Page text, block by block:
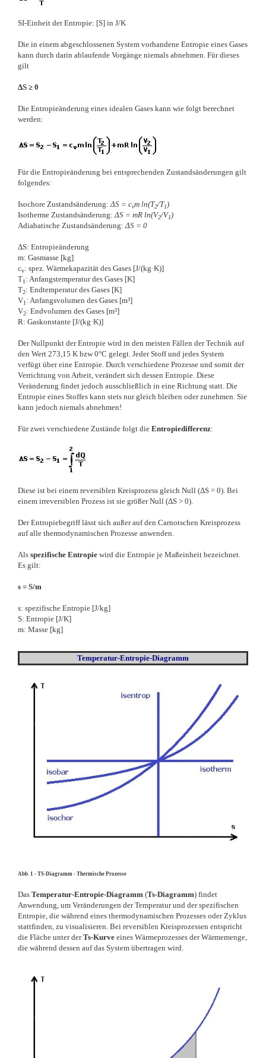
SI-Einheit der Entropie: [S] in J/K
Die in einem abgeschlossenen System vorhandene Entropie eines Gases
kann durch darin ablaufende Vorgänge niemals abnehmen. Für dieses
gilt
ΔS ≥ 0
Die Entropieänderung eines idealen Gases kann wie folgt berechnet
werden:
Für die Entropieänderung bei entsprechenden Zustandsänderungen gilt
folgendes:
Isochore Zustandsänderung:ΔS = cvm ln(T2/T1)
Isotherme Zustandsänderung:ΔS = mR ln(V2/V1)
Adiabatische Zustandsänderung:ΔS = 0
ΔS: Entropieänderung
m: Gasmasse [kg]
cv: spez. Wärmekapazität des Gases [J/(kg·K)]
T1 : Anfangstemperatur des Gases [K]
T2: Endtemperatur des Gases [K]
V1 : Anfangsvolumen des Gases [m³]
V2: Endvolumen des Gases [m³]
R: Gaskonstante [J/(kg·K)]
Der Nullpunkt der Entropie wird in den meisten Fällen der Technik auf
den Wert 273,15 K bzw 0°C gelegt. Jeder Stoff und jedes System
verfügt über eine Entropie. Durch verschiedene Prozesse und somit der
Verrichtung von Arbeit, verändert sich dessen Entropie. Diese
Veränderung findet jedoch ausschließlich in eine Richtung statt. Die
Entropie eines Stoffes kann stets nur gleich bleiben oder zunehmen. Sie
kann jedoch niemals abnehmen!
Für zwei verschiedene Zustände folgt die Entropiedifferenz:
Diese ist bei einem reversiblen Kreisprozess gleich Null (ΔS = 0). Bei
einem irreversiblen Prozess ist sie größer Null (ΔS > 0).
Der Entropiebegriff lässt sich außer auf den Carnotschen Kreisprozess
auf alle thermodynamischen Prozesse anwenden.
Als spezifische Entropie wird die Entropie je Maßeinheit bezeichnet.
Es gilt:
s = S/m
s: spezifische Entropie [J/kg]
S: Entropie [J/K]
m: Masse [kg]
Temperatur-Entropie-Diagramm
Abb. 1 - TS-Diagramm - Thermische Prozesse
Das Temperatur-Entropie-Diagramm (Ts-Diagramm) findet
Anwendung, um Veränderungen der Temperatur und der spezifischen
Entropie, die während eines thermodynamischen Prozesses oder Zyklus
stattfinden, zu visualisieren. Bei reversiblen Kreisprozessen entspricht
die Fläche unter derTs-Kurve eines Wärmeprozesses der Wärmemenge,
die während dessen auf das System übertragen wird.